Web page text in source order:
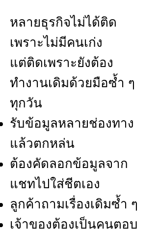
หลายธุรกิจไม่ได้ติด
เพราะไม่มีคนเก่ง
แต่ติดเพราะยังต้อง
ทำงานเดิมด้วยมือซ้ำ ๆ
ทุกวัน
รับข้อมูลหลายช่องทาง
แล้วตกหล่น
ต้องคัดลอกข้อมูลจาก
แชทไปใส่ชีตเอง
ลูกค้าถามเรื่องเดิมซ้ำ ๆ
เจ้าของต้องเป็นคนตอบ